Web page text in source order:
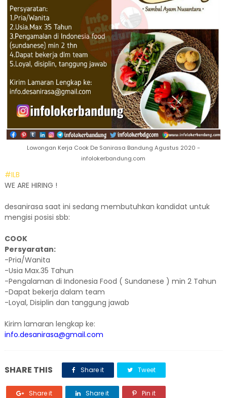
Lowongan Kerja Cook De Sanirasa Bandung Agustus 2020 -
infolokerbandung.com
#ILB
WE ARE HIRING !
desanirasa saat ini sedang membutuhkan kandidat untuk
mengisi posisi sbb:
COOK
Persyaratan:
-Pria/Wanita
-Usia Max.35 Tahun
-Pengalaman di Indonesia Food ( Sundanese ) min 2 Tahun
-Dapat bekerja dalam team
-Loyal, Disiplin dan tanggung jawab
Kirim lamaran lengkap ke:
info.desanirasa@gmail.com
SHARE THIS Share it Tweet
Share it Share it Pin it